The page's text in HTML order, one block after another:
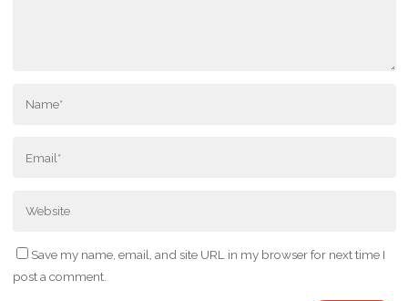
Save my name, email, and site URL in my browser for next time I
post a comment.